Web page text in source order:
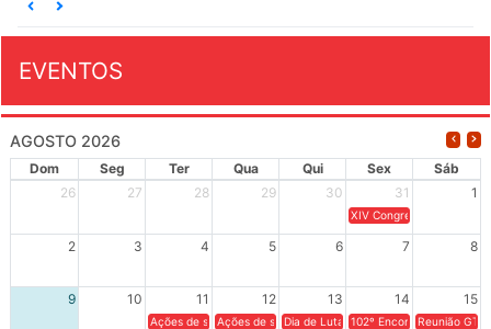
EVENTOS
AGOSTO 2026
Dom Seg Ter Qua Qui Sex
Sáb
26
27 28 29 30 31 1
XIV Congresso Brasileiro
2 3 4 5 6 7 8
9 10 11 12 13 14 15
Ações de solidariedade a Cuba no Rio Grande do Sul - 100
Ações de solidariedade a Cuba no Rio Grande do
Dia de Luta em Defesa de Cuba e da
102º Encontro da
Reunião